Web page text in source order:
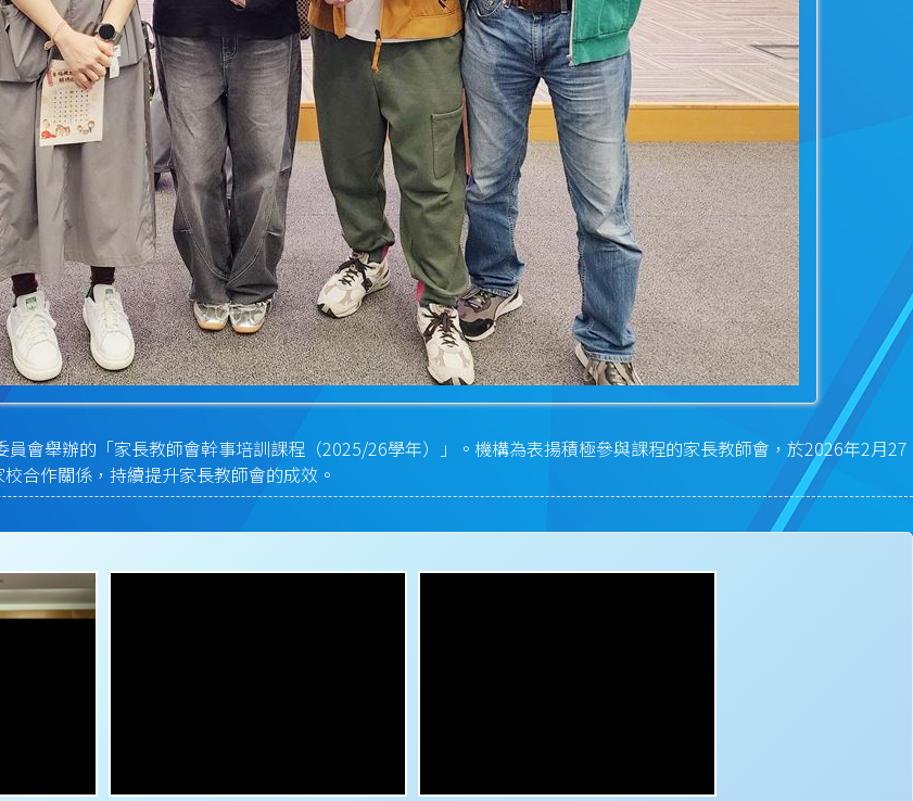
會舉辦的「家長教師會幹事培訓課程（2025/26學年）」。機構為表揚積極參與課程的家長教師會，於2026年2月27
合作關係，持續提升家長教師會的成效。